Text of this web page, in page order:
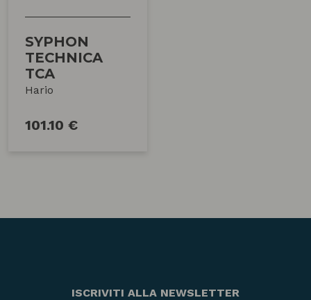
SYPHON
TECHNICA
TCA
Hario
101.10 €
ISCRIVITI ALLA NEWSLETTER